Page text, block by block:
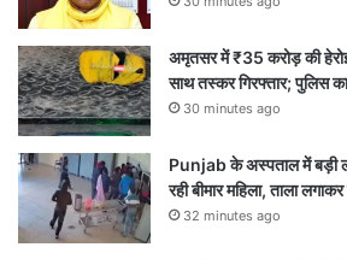
अमृतसर में ₹35 करोड़ की
साथ तस्कर गिरफ्तार; पुलिस
30 minutes ago
Punjab के अस्पताल में बड़ी
रही बीमार महिला, ताला
32 minutes ago